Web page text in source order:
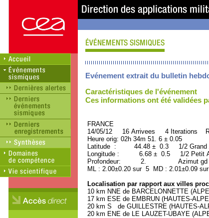
Evénement extrait du bulletin
Caractéristiques de l'événement
Ces informations ont été validées
FRANCE ORID
14/05/12 16 Arrivees 4 Iterations
Heure orig: 02h 34m 51. 6 ± 0.05
Latitude : 44.48 ± 0.3 1/2 Grand
Longitude : 6.68 ± 0.5 1/2 Petit
Profondeur: 2. Azimut gd
ML : 2.00±0.20 sur 5 MD : 2.01±0.09
Localisation par rapport aux villes
10 km NNE de BARCELONNETTE
17 km ESE de EMBRUN (HAUTES-
20 km S de GUILLESTRE (HAUTES-
20 km ENE de LE LAUZET-UBAYE